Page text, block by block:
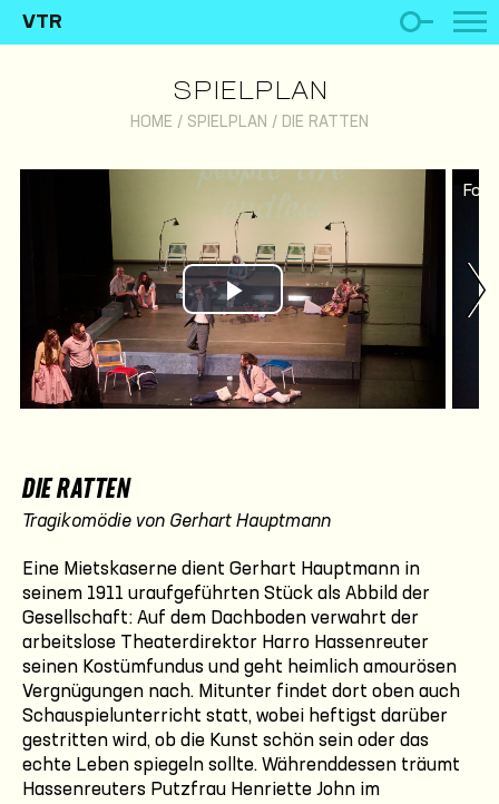
VTR
SPIELPLAN
HOME / SPIELPLAN / DIE RATTEN
Play Video
DIE RATTEN
Tragikomödie von Gerhart Hauptmann
Eine Mietskaserne dient Gerhart Hauptmann in
seinem 1911 uraufgeführten Stück als Abbild der
Gesellschaft: Auf dem Dachboden verwahrt der
arbeitslose Theaterdirektor Harro Hassenreuter
seinen Kostümfundus und geht heimlich amourösen
Vergnügungen nach. Mitunter findet dort oben auch
Schauspielunterricht statt, wobei heftigst darüber
gestritten wird, ob die Kunst schön sein oder das
echte Leben spiegeln sollte. Währenddessen träumt
Hassenreuters Putzfrau Henriette John im